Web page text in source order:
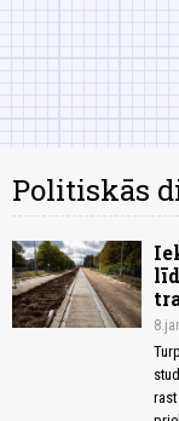
Politiskās